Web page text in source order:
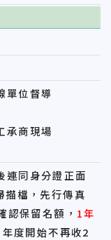
單位督導
承商現場
連同身分證正面
檔，先行傳真
保留名額， 1年
度開始不再收2